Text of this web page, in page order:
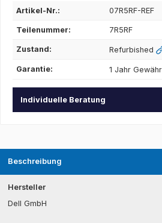
Artikel-Nr.: 07R5RF-REF
Teilenummer: 7R5RF
Zustand: Refurbished
Garantie: 1 Jahr
Individuelle Beratung
Beschreibung
Hersteller
Dell GmbH